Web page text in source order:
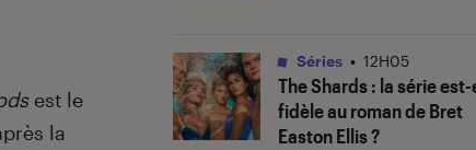
est le
la
The Shards: la série
fidèle au roman de Bret
Easton Ellis ?
Séries • 12H05